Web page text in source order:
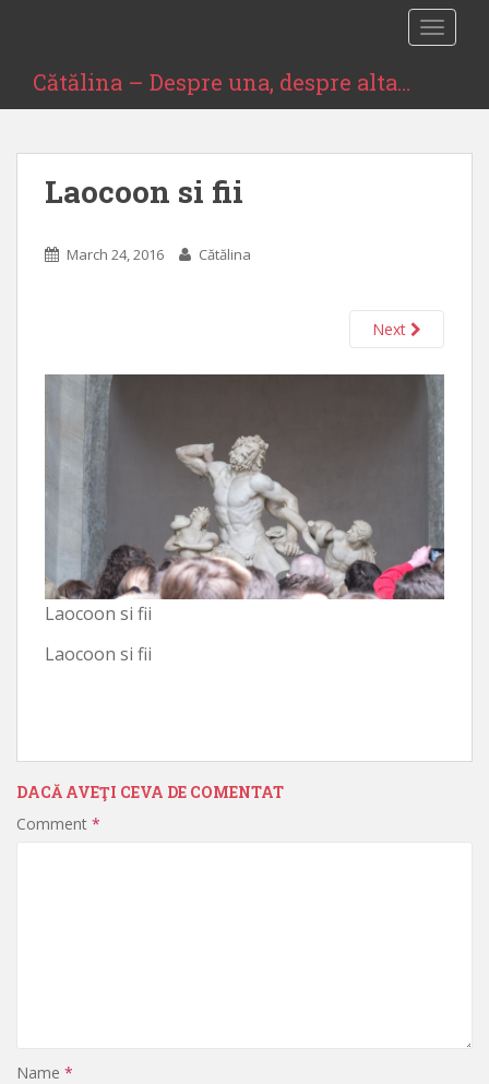
t
Cătălina – Despre una, despre alta…
Laocoon si fii
March 24, 2016 Cătălina
Next
Laocoon si fii
Laocoon si fii
DACĂ AVEŢI CEVA DE COMENTAT
Comment *
Name *